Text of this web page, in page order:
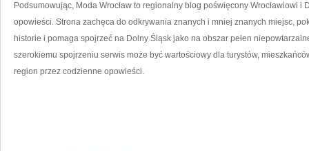
Podsumowując, Moda Wrocław to regionalny blog poświęcony Wrocławiowi i
opowieści. Strona zachęca do odkrywania znanych i mniej znanych miejsc,
historie i pomaga spojrzeć na Dolny Śląsk jako na obszar pełen
szerokiemu spojrzeniu serwis może być wartościowy dla turystów,
region przez codzienne opowieści.